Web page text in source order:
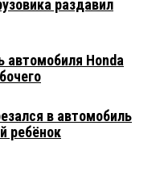
раздавил
автомобиля Honda
в автомобиль
ребёнок